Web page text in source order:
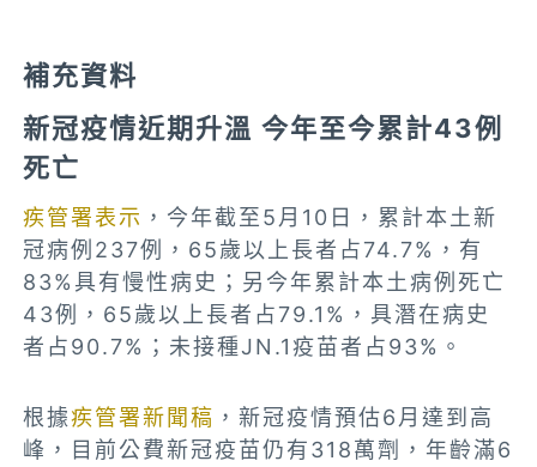
補充資料
新冠疫情近期升溫 今年至今累計43例
死亡
疾管署表示 ，今年截至5月10日，累計本土新
冠病例237例，65歲以上長者占74.7%，有
83%具有慢性病史；另今年累計本土病例死亡
43例，65歲以上長者占79.1%，具潛在病史
者占90.7%；未接種JN.1疫苗者占93%。
根據疾管署新聞稿 ，新冠疫情預估6月達到高
峰，目前公費新冠疫苗仍有318萬劑，年齡滿6